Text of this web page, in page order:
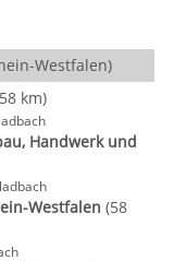
Westfalen)
km)
Handwerk und
Westfalen (58